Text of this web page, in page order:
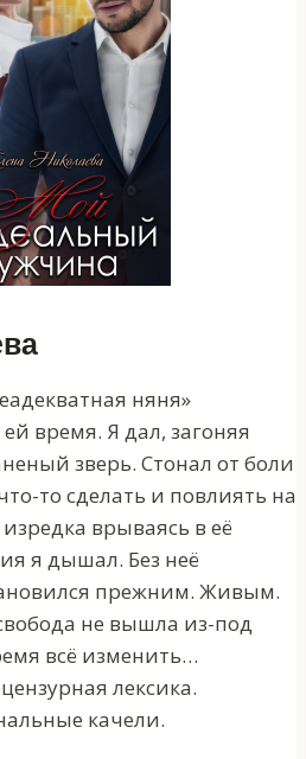
няня»
время. Я дал, загоняя
зверь. Стонал от боли
то сделать и повлиять на
врываясь в её
я дышал. Без неё
прежним. Живым.
не вышла из-под
всё изменить…
лексика.
качели.